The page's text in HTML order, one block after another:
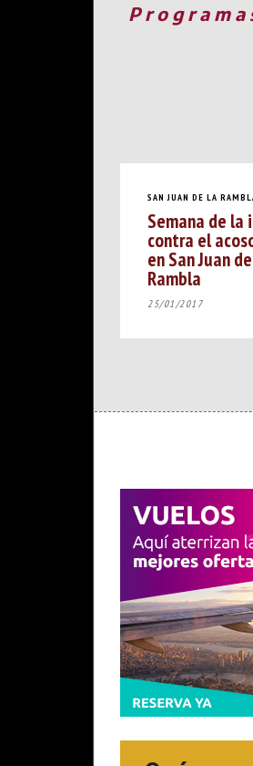
SAN JUAN DE LA
Semana de la
contra el
en San Juan
Rambla
25/01/2017